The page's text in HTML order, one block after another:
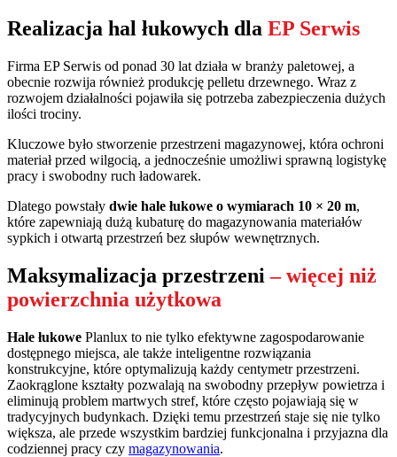
Realizacja hal łukowych dla EP Serwis
Firma EP Serwis od ponad 30 lat działa w branży paletowej, a
obecnie rozwija również produkcję pelletu drzewnego. Wraz z
rozwojem działalności pojawiła się potrzeba zabezpieczenia dużych
ilości trociny.
Kluczowe było stworzenie przestrzeni magazynowej, która ochroni
materiał przed wilgocią, a jednocześnie umożliwi sprawną logistykę
pracy i swobodny ruch ładowarek.
Dlatego powstały dwie hale łukowe o wymiarach 10 × 20 m,
które zapewniają dużą kubaturę do magazynowania materiałów
sypkich i otwartą przestrzeń bez słupów wewnętrznych.
Maksymalizacja przestrzeni– więcej niż
powierzchnia użytkowa
Hale łukowe Planlux to nie tylko efektywne zagospodarowanie
dostępnego miejsca, ale także inteligentne rozwiązania
konstrukcyjne, które optymalizują każdy centymetr przestrzeni.
Zaokrąglone kształty pozwalają na swobodny przepływ powietrza i
eliminują problem martwych stref, które często pojawiają się w
tradycyjnych budynkach. Dzięki temu przestrzeń staje się nie tylko
większa, ale przede wszystkim bardziej funkcjonalna i przyjazna dla
codziennej pracy czy magazynowania.